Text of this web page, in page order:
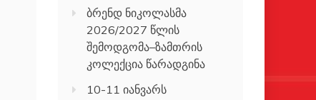
ბრენდ ნიკოლასმა
2026/2027 წლის
შემოდგომა–ზამთრის
კოლექცია წარადგინა
10-11 იანვარს